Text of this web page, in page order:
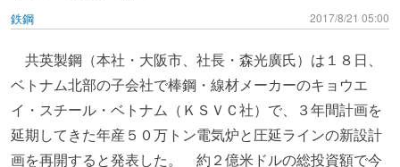
鉄鋼 2017/8/21 05:00
共英製鋼（本社・大阪市、社長・森光廣氏）は１８日、
ベトナム北部の子会社で棒鋼・線材メーカーのキョウエ
イ・スチール・ベトナム（ＫＳＶＣ社）で、３年間計画を
延期してきた年産５０万トン電気炉と圧延ラインの新設計
画を再開すると発表した。 約２億米ドルの総投資額で今